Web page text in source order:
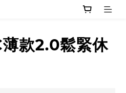
款2.0鬆緊休